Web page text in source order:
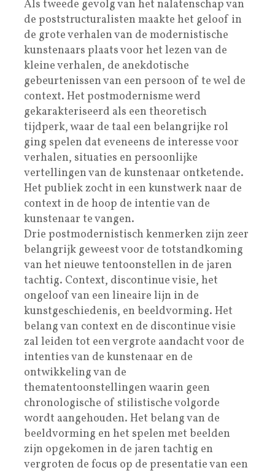
Als tweede gevolg van het nalatenschap van
de poststructuralisten maakte het geloof in
de grote verhalen van de modernistische
kunstenaars plaats voor het lezen van de
kleine verhalen, de anekdotische
gebeurtenissen van een persoon of te wel de
context. Het postmodernisme werd
gekarakteriseerd als een theoretisch
tijdperk, waar de taal een belangrijke rol
ging spelen dat eveneens de interesse voor
verhalen, situaties en persoonlijke
vertellingen van de kunstenaar ontketende.
Het publiek zocht in een kunstwerk naar de
context in de hoop de intentie van de
kunstenaar te vangen.
Drie postmodernistisch kenmerken zijn zeer
belangrijk geweest voor de totstandkoming
van het nieuwe tentoonstellen in de jaren
tachtig. Context, discontinue visie, het
ongeloof van een lineaire lijn in de
kunstgeschiedenis, en beeldvorming. Het
belang van context en de discontinue visie
zal leiden tot een vergrote aandacht voor de
intenties van de kunstenaar en de
ontwikkeling van de
thematentoonstellingen waarin geen
chronologische of stilistische volgorde
wordt aangehouden. Het belang van de
beeldvorming en het spelen met beelden
zijn opgekomen in de jaren tachtig en
vergroten de focus op de presentatie van een